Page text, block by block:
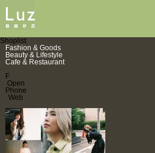
Shoplist
Fashion & Goods
Beauty & Lifestyle
Cafe & Restaurant
F
Open
Phone
Web